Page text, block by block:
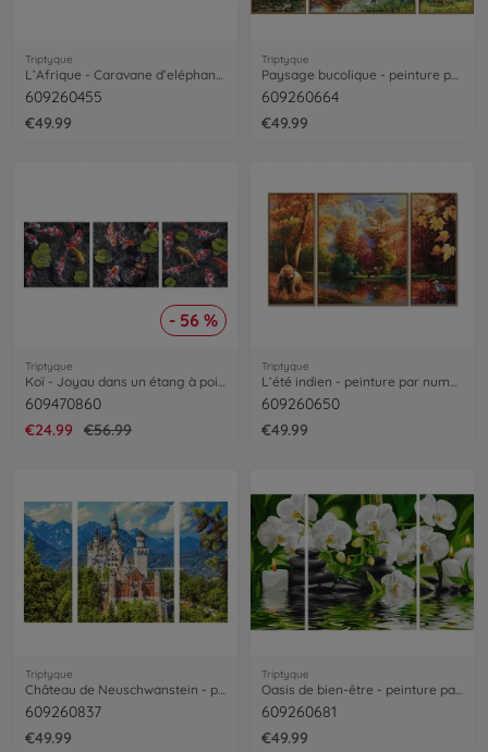
Triptyque
609260455
€49.99
Triptyque
609260664
€49.99
- 56 %
Triptyque
Koï - Joyau dans un étang à poisso - peinture par numéros
609470860
€24.99
€56.99
Triptyque
L’été indien - peinture par numéros
609260650
€49.99
Triptyque
609260837
€49.99
Triptyque
609260681
€49.99